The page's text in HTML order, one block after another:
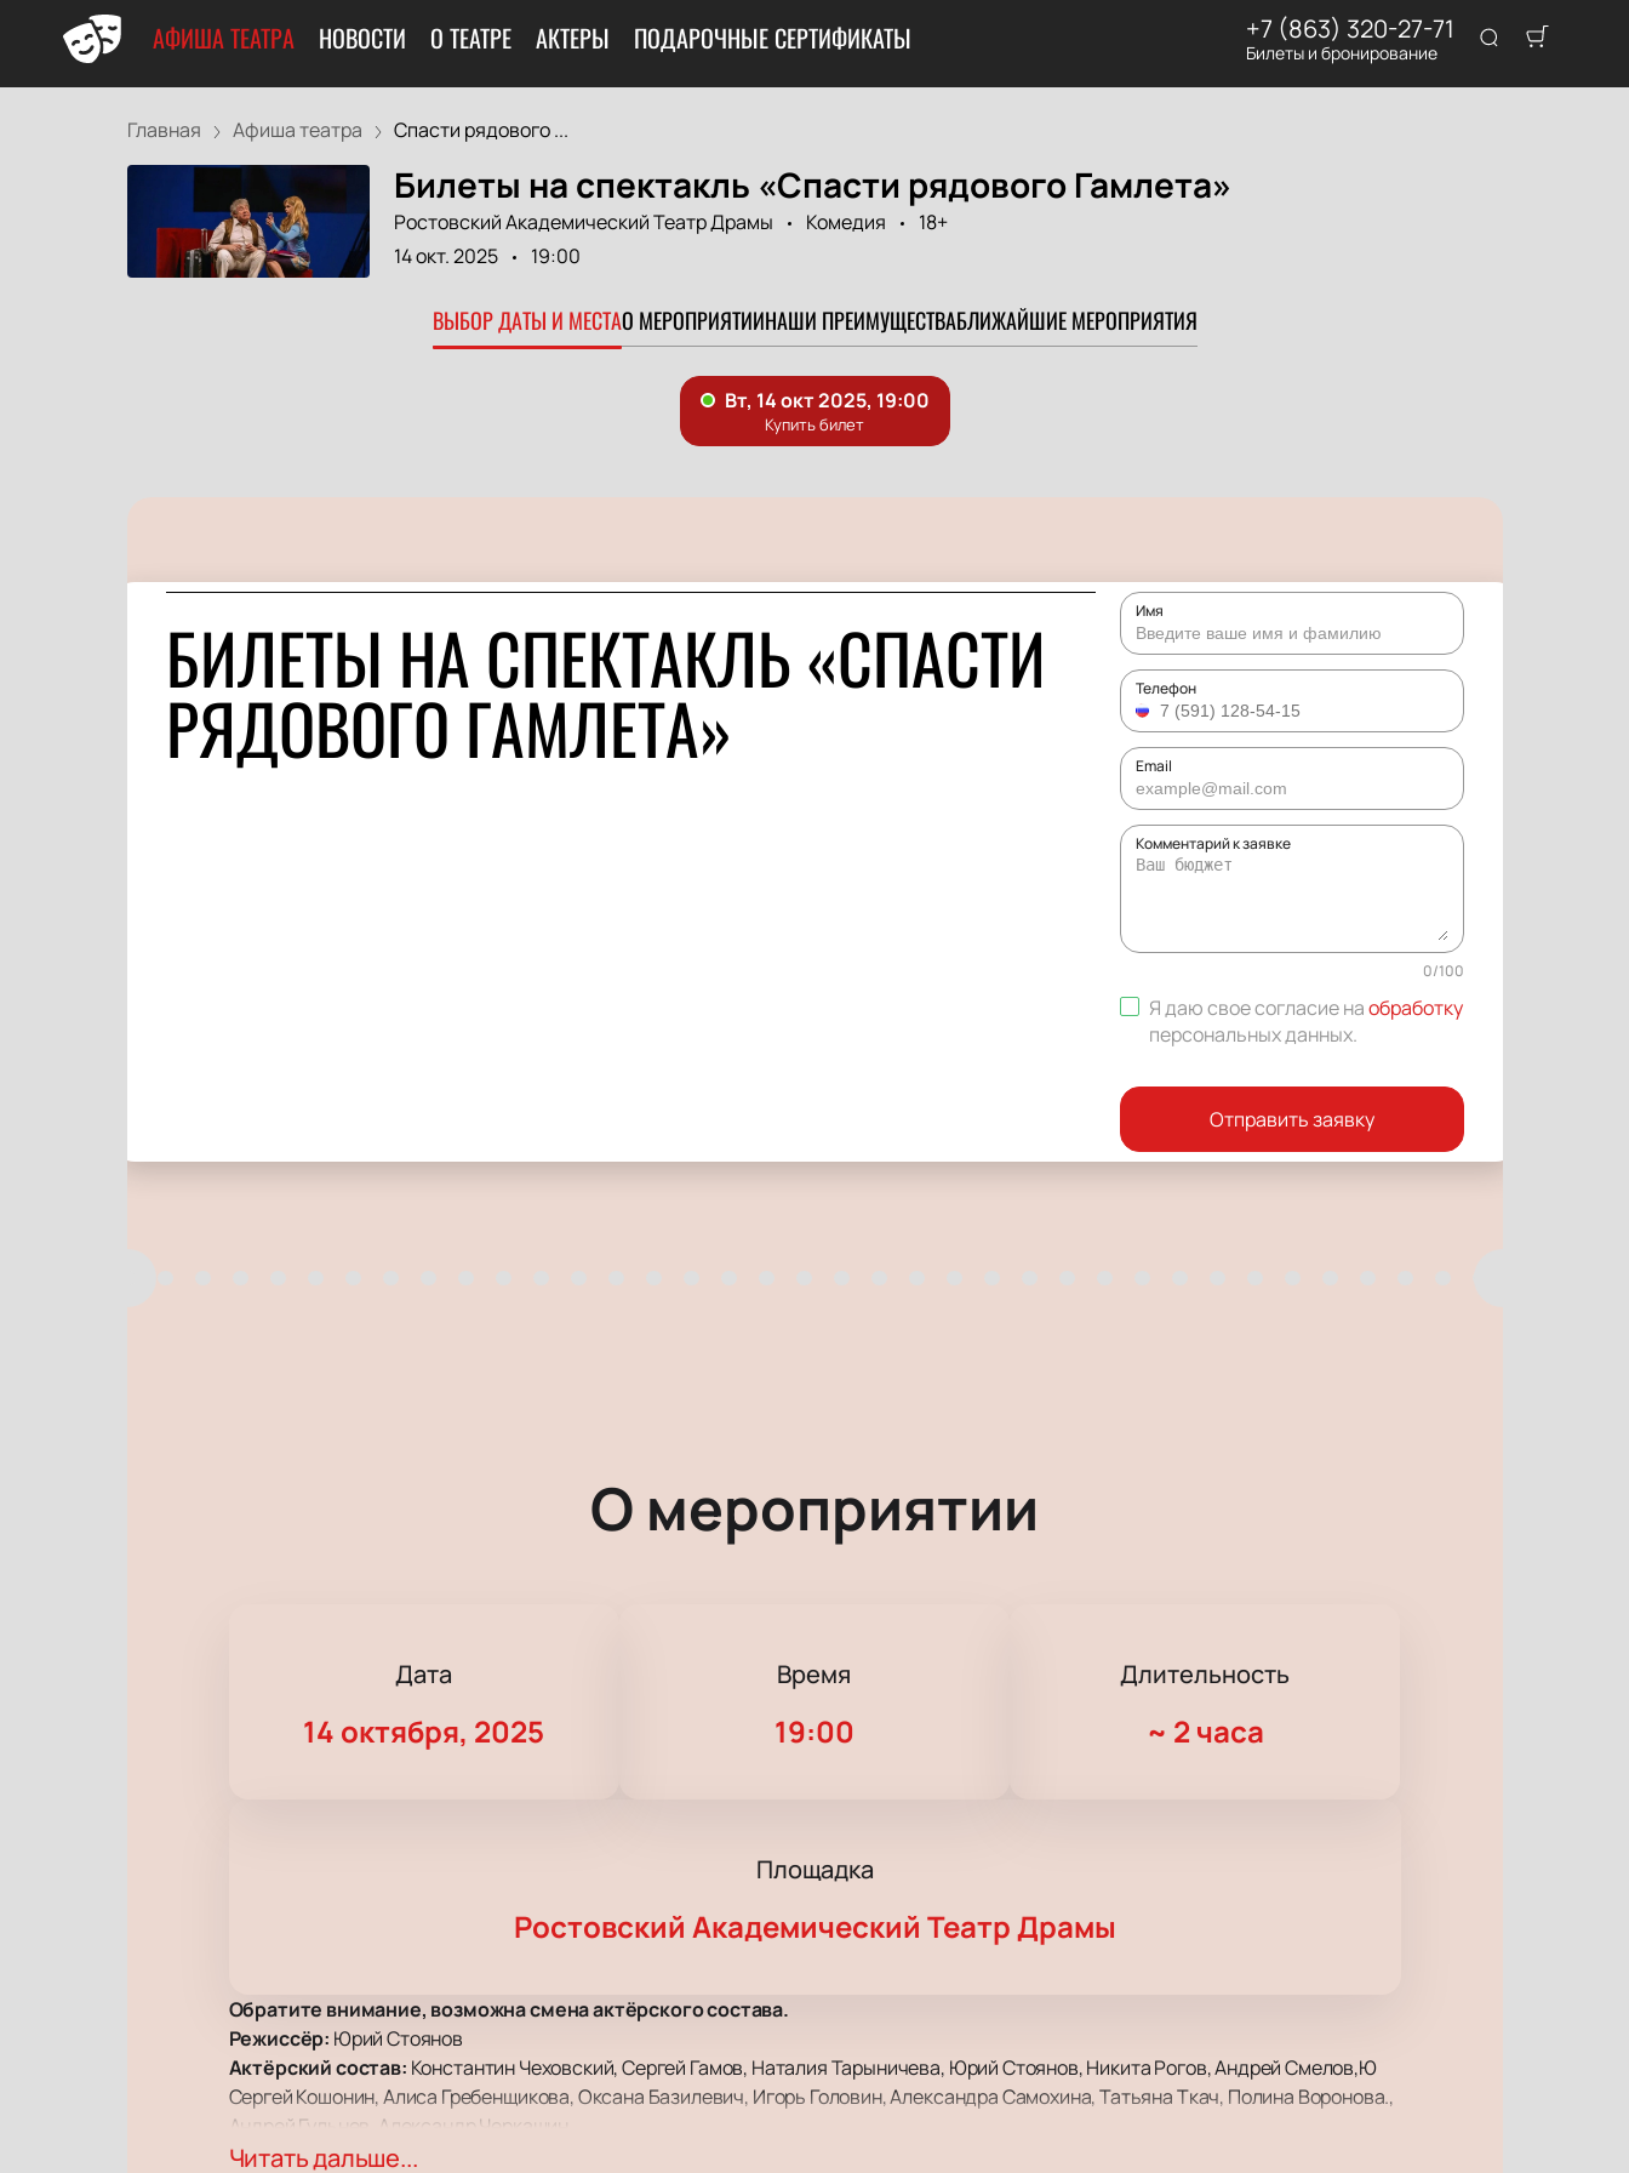
АФИША ТЕАТРА НОВОСТИ О ТЕАТРЕ АКТЕРЫ ПОДАРОЧНЫЕ СЕРТИФИКАТЫ +7 (863) 320-27-71
Билеты и бронирование
Главная Афиша театра Спасти рядового ...
Билеты на спектакль «Спасти рядового Гамлета»
Ростовский Академический Театр Драмы Комедия
18+
14 окт. 2025
19:00
ВЫБОР ДАТЫ И МЕСТАО МЕРОПРИЯТИИНАШИ ПРЕИМУЩЕСТВАБЛИЖАЙШИЕ МЕРОПРИЯТИЯ
БИЛЕТЫ НА СПЕКТАКЛЬ «СПАСТИ
РЯДОВОГО ГАМЛЕТА»
Имя
Телефон
Email
Комментарий к заявке
0/100
Я даю свое согласие наобработку
персональных данных.
Отправить заявку
О мероприятии
Дата
14 октября, 2025
Время
19:00
Длительность
~ 2 часа
Площадка
Ростовский Академический Театр Драмы
Обратите внимание, возможна смена актёрского состава.
Режиссёр: Юрий Стоянов
Актёрский состав: Константин Чеховский, Сергей Гамов, Наталия Тарыничева, Юрий Стоянов, Никита Рогов, Андрей Смелов,Ю
Сергей Кошонин, Алиса Гребенщикова, Оксана Базилевич, Игорь Головин, Александра Самохина, Татьяна Ткач, Полина Воронова.,
Андрей Гульнев, Александр Черкашин
Спектакль «Спасти рядового Гамлета» приглашает зрителей в Ростовский академический театр драмы им. М. Горького, чтобы
Читать дальше...